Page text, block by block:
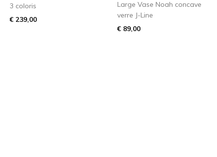
3 coloris
€ 239,00
Large Vase Noah concave
verre J-Line
€ 89,00